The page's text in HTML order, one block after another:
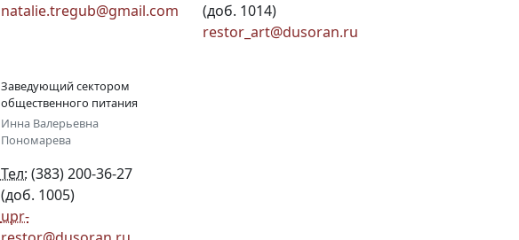
natalie.tregub@gmail.com
(доб. 1014)
restor_art@dusoran.ru
Заведующий сектором
общественного питания
Инна Валерьевна
Пономарева
Тел: (383) 200-36-27
(доб. 1005)
upr-